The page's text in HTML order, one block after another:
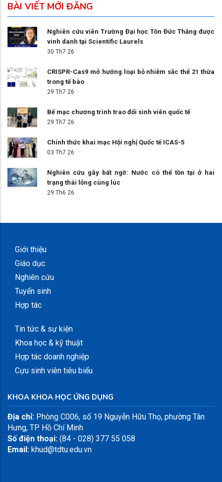
BÀI VIẾT MỚI ĐĂNG
Nghiên cứu viên Trường Đại học Tôn Đức Thắng được
vinh danh tại Scientific Laurels
30 Th7 26
CRISPR-Cas9 mở hướng loại bỏ nhiễm sắc thể 21 thừa
trong tế bào
29 Th7 26
Bế mạc chương trình trao đổi sinh viên quốc tế
29 Th7 26
Chính thức khai mạc Hội nghị Quốc tế ICAS-5
03 Th7 26
Nghiên cứu gây bất ngờ: Nước có thể tồn tại ở hai
trạng thái lỏng cùng lúc
29 Th6 26
Giới thiệu
Giáo dục
Nghiên cứu
Tuyển sinh
Hợp tác
Tin tức & sự kiện
Khoa học & kỹ thuật
Hợp tác doanh nghiệp
Cựu sinh viên tiêu biểu
KHOA KHOA HỌC ỨNG DỤNG
Địa chỉ: Phòng C006, số 19 Nguyễn Hữu Thọ, phường Tân
Hưng, TP. Hồ Chí Minh
Số điện thoại: (84 - 028) 377 55 058
Email: khud@tdtu.edu.vn